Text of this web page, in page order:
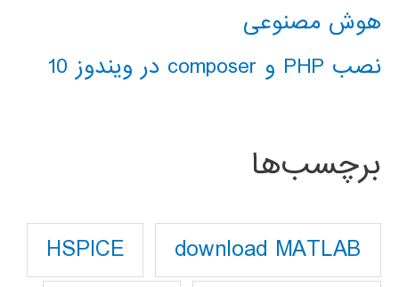
هوش مصنوعی
نصب PHP و composer در ویندوز 10
برچسب‌ها
download MATLAB
HSPICE